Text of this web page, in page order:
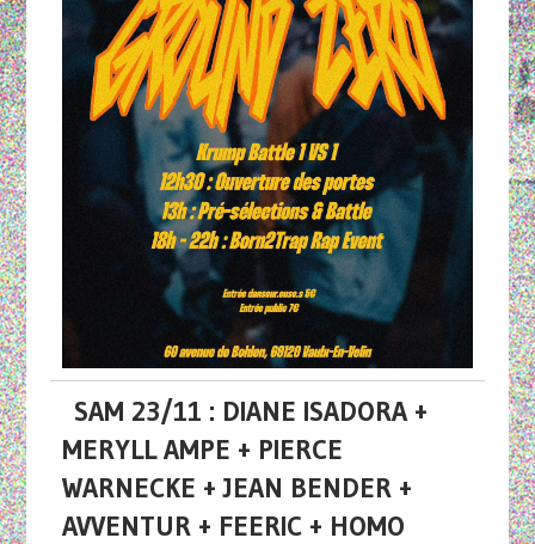
SAM 23/11 : DIANE ISADORA +
MERYLL AMPE + PIERCE
WARNECKE + JEAN BENDER +
AVVENTUR + FEERIC + HOMO